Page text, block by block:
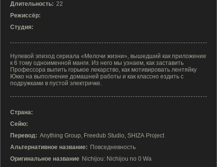
Длительность: 22
Режиссёр:
Студия:
Нулевой эпизод сериала «Мелочи жизни», вышедший как приложение
к 6 тому одноименной манги. Из него мы узнаем, как заставить
Профессора выпить горькое лекарство, как мотивировать лентяйку
Юкко на выполнение домашней работы и как классно ездить с
подружками в пустой электричке.
Страна:
Сейю:
Перевод: Anything Group, Freedub Studio, SHIZA Project
Альтернативное название: Повседневность
Оригинальное название Nichijou: Nichijou no 0 Wa